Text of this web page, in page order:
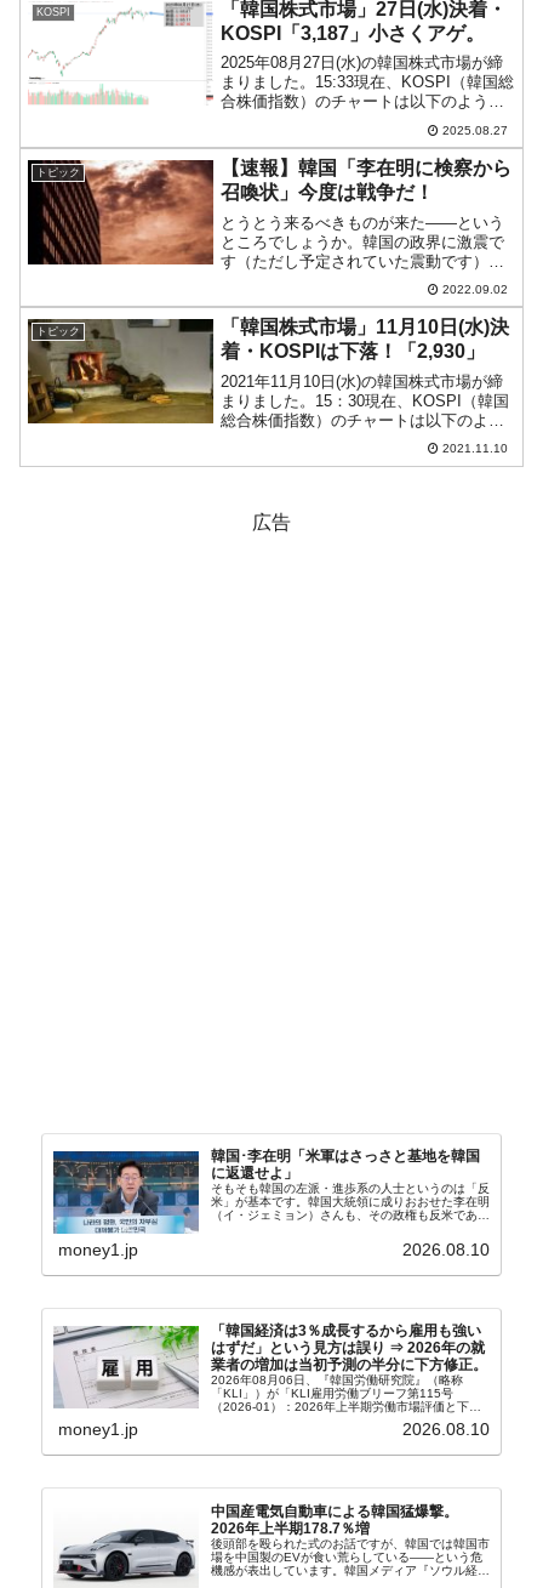
KOSPI
「韓国株式市場」27日(水)決着・
KOSPI「3,187」小さくアゲ。
2025年08月27日(水)の韓国株式市場が締
まりました。15:33現在、KOSPI（韓国総
合株価指数）のチャートは以下のように
『Investing.com』より引用）。ローソク
足の実体部分がほとんどありません。
KO...
2025.08.27
トピック
【速報】韓国「李在明に検察から
召喚状」今度は戦争だ！
とうとう来るべきものが来た――という
ところでしょうか。韓国の政界に激震で
す（ただし予定されていた震動です）。
2022年08月28日に『共に民主党』代表と
なった李在明（イ・ジェミョン）国会議
員に検察から召喚状が出されたことが分
かりました。20...
2022.09.02
トピック
「韓国株式市場」11月10日(水)決
着・KOSPIは下落！「2,930」
2021年11月10日(水)の韓国株式市場が締
まりました。15：30現在、KOSPI（韓国
総合株価指数）のチャートは以下のよう
『Investing.com』より引用）。KOSPIは
2021.11.10
広告
韓国･李在明「米軍はさっさと基地を韓国
に返還せよ」
そもそも韓国の左派・進歩系の人士というのは「反
米」が基本です。韓国大統領に成りおおせた李在明
（イ・ジェミョン）さんも、その政権も反米であ
（アン・ギュベク）さんが国防部長（長官）を努め
money1.jp 2026.08.10
「韓国経済は3％成長するから雇用も強い
はずだ」という見方は誤り ⇒ 2026年の就
業者の増加は当初予測の半分に下方修正。
2026年08月06日、『韓国労働研究院』（略称
「KLI」）が「KLI雇用労働ブリーフ第115号
（2026-01）：2026年上半期労働市場評価と下半
期労働市場展望」を公表しました。Money1でも何
度もご紹介していますが、政府が何よりも大...
money1.jp 2026.08.10
中国産電気自動車による韓国猛爆撃。
2026年上半期178.7％増
後頭部を殴られた式のお話ですが、韓国では韓国市
場を中国製のEVが食い荒らしている――という危
機感が表出しています。韓国メディア『ソウル経